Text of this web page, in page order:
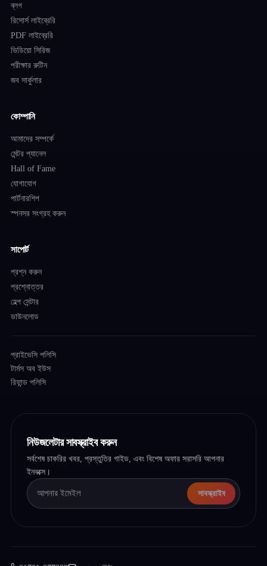
ব্লগ
রিসোর্স লাইব্রেরি
PDF লাইব্রেরি
ভিডিয়ো সিরিজ
পরীক্ষার রুটিন
জব সার্কুলার
কোম্পানি
আমাদের সম্পর্কে
মেন্টর প্যানেল
Hall of Fame
যোগাযোগ
পার্টনারশিপ
স্পনসর সংগ্রহ করুন
সাপোর্ট
প্রশ্ন করুন
প্রশ্নোত্তর
হেল্প সেন্টার
ডাউনলোড
প্রাইভেসি পলিসি
টার্মস অব ইউস
রিফান্ড পলিসি
নিউজলেটার সাবস্ক্রাইব করুন
সর্বশেষ চাকরির খবর, প্রস্তুতির গাইড, এবং বিশেষ অফার সরাসরি আপনার
ইনবক্সে।
সাবস্ক্রাইব